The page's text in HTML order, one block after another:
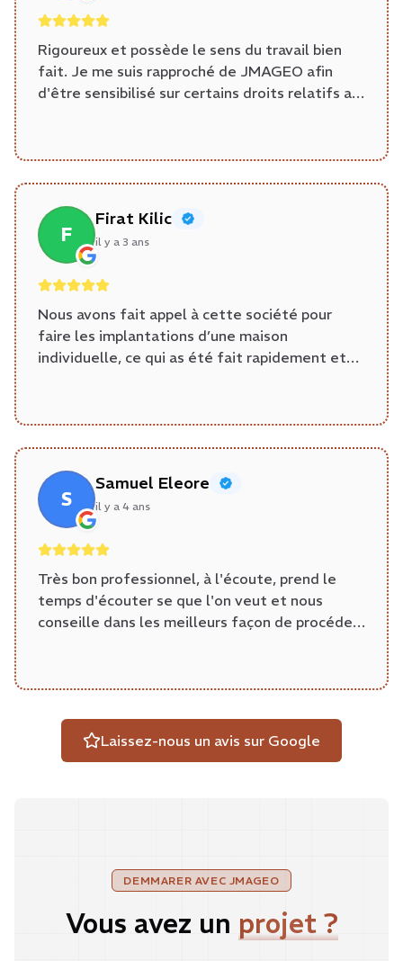
Rigoureux et possède le sens du travail bien
fait. Je me suis rapproché de JMAGEO afin
d'être sensibilisé sur certains droits relatifs au
professionnalisme chez JMAGEO. Je
recommande
F
Firat Kilic
il y a 3 ans
Nous avons fait appel à cette société pour
faire les implantations d’une maison
individuelle, ce qui as été fait rapidement et
S
Samuel Eleore
il y a 4 ans
Très bon professionnel, à l'écoute, prend le
temps d'écouter se que l'on veut et nous
conseille dans les meilleurs façon de procéder.
Laissez-nous un avis sur Google
DEMMARER AVEC JMAGEO
Vous avez un projet ?